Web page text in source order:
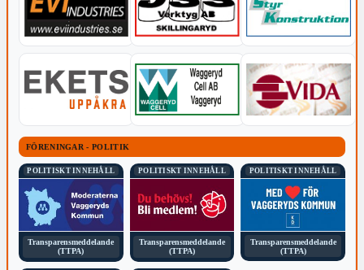
FÖRENINGAR - POLITIK
POLITISKT INNEHÅLL
Transparensmeddelande
(TTPA)
POLITISKT INNEHÅLL
Transparensmeddelande
(TTPA)
POLITISKT INNEHÅLL
Transparensmeddelande
(TTPA)